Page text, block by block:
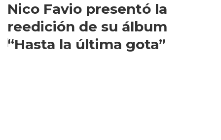
Nico Favio presentó la
reedición de su álbum
“Hasta la última gota”